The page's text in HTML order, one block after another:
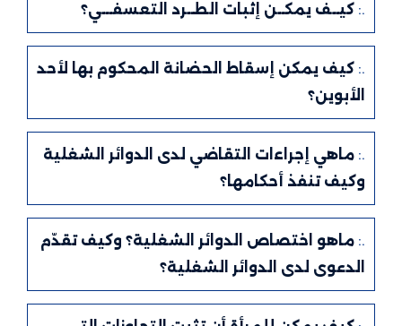
كيــف يمكــن إثبات الطــرد التعسفـــي؟
كيف يمكن إسقاط الحضانة المحكوم بها لأحد
الأبوين؟
ماهي إجراءات التقاضي لدى الدوائر الشغلية
وكيف تنفذ أحكامها؟
ماهو اختصاص الدوائر الشغلية؟ وكيف تقدّم
الدعوى لدى الدوائر الشغلية؟